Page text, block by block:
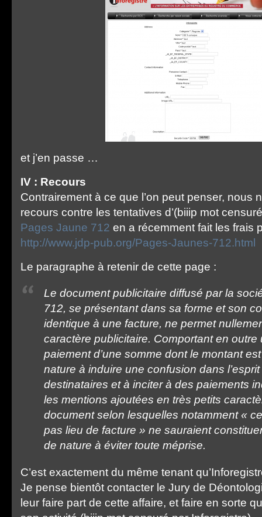
et j’en passe …
IV : Recours
Contrairement à ce que l’on peut penser, nous
recours contre les tentatives d’(biiip mot
Pages Jaune 712 en a récemment fait les frais
http://www.jdp-pub.org/Pages-Jaunes-712.html
Le paragraphe à retenir de cette page :
Le document publicitaire diffusé par la
712, se présentant dans sa forme et son
identique à une facture, ne permet
caractère publicitaire. Comportant en outre
paiement d’une somme dont le montant
nature à induire une confusion dans
destinataires et à inciter à des paiements
les mentions ajoutées en très petits
document selon lesquelles notamment «
pas lieu de facture » ne sauraient
de nature à éviter toute méprise.
C’est exactement du même tenant
Je pense bientôt contacter le Jury de
leur faire part de cette affaire, et faire en sorte